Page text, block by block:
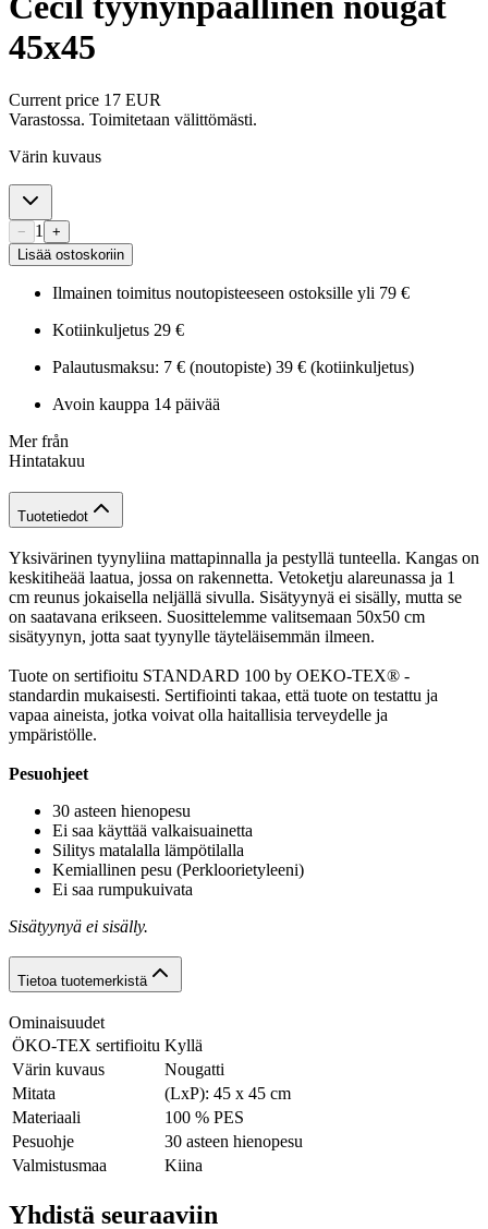
45x45
Current price 17 EUR
Varastossa. Toimitetaan välittömästi.
Värin kuvaus
− 1
+
Lisää ostoskoriin
Ilmainen toimitus noutopisteeseen ostoksille yli 79 €
Kotiinkuljetus 29 €
Palautusmaksu: 7 € (noutopiste) 39 € (kotiinkuljetus)
Avoin kauppa 14 päivää
Mer från
Hintatakuu
Tuotetiedot
Yksivärinen tyynyliina mattapinnalla ja pestyllä tunteella. Kangas on
keskitiheää laatua, jossa on rakennetta. Vetoketju alareunassa ja 1
cm reunus jokaisella neljällä sivulla. Sisätyynyä ei sisälly, mutta se
on saatavana erikseen. Suosittelemme valitsemaan 50x50 cm
sisätyynyn, jotta saat tyynylle täyteläisemmän ilmeen.
Tuote on sertifioitu STANDARD 100 by OEKO-TEX® -
standardin mukaisesti. Sertifiointi takaa, että tuote on testattu ja
vapaa aineista, jotka voivat olla haitallisia terveydelle ja
ympäristölle.
Pesuohjeet
30 asteen hienopesu
Ei saa käyttää valkaisuainetta
Silitys matalalla lämpötilalla
Kemiallinen pesu (Perkloorietyleeni)
Ei saa rumpukuivata
Sisätyynyä ei sisälly.
Tietoa tuotemerkistä
Ominaisuudet
ÖKO-TEX sertifioitu Kyllä
Värin kuvaus
Nougatti
Mitata
(LxP): 45 x 45 cm
Materiaali
100 % PES
Pesuohje
30 asteen hienopesu
Valmistusmaa
Kiina
Yhdistä seuraaviin